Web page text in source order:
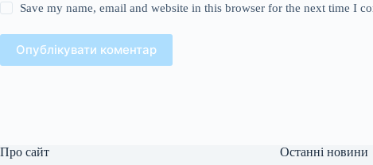
Save my name, email and website in this browser for the next time I
Опублікувати коментар
Про сайт Останні новини